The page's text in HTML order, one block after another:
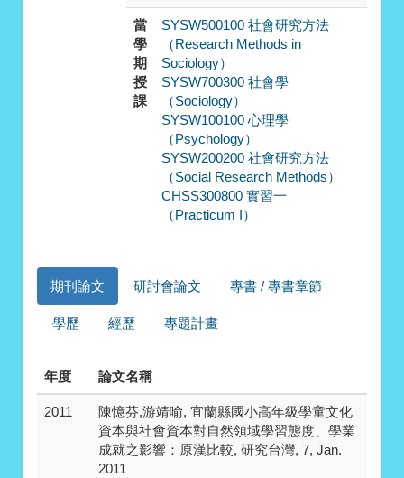
當
學
期
授
課
SYSW500100 社會研究方法
（Research Methods in
Sociology）
SYSW700300 社會學
（Sociology）
SYSW100100 心理學
（Psychology）
SYSW200200 社會研究方法
（Social Research Methods）
CHSS300800 實習一
（Practicum I）
期刊論文 研討會論文 專書 / 專書章節
學歷 經歷 專題計畫
年度 論文名稱
2011
陳憶芬,游靖喻, 宜蘭縣國小高年級學童文化
資本與社會資本對自然領域學習態度、學業
成就之影響：原漢比較, 研究台灣, 7, Jan.
2011